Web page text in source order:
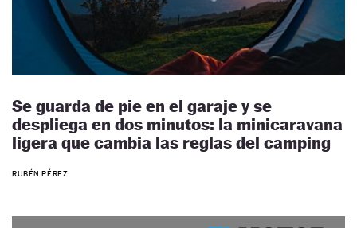
Se guarda de pie en el garaje y se
despliega en dos minutos: la minicaravana
ligera que cambia las reglas del camping
RUBÉN PÉREZ